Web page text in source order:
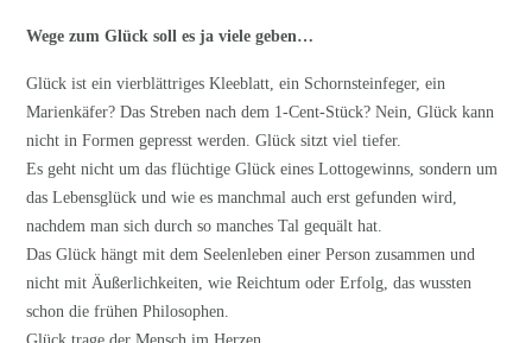
Wege zum Glück soll es ja viele geben…
Glück ist ein vierblättriges Kleeblatt, ein Schornsteinfeger, ein
Marienkäfer? Das Streben nach dem 1-Cent-Stück? Nein, Glück kann
nicht in Formen gepresst werden. Glück sitzt viel tiefer.
Es geht nicht um das flüchtige Glück eines Lottogewinns, sondern um
das Lebensglück und wie es manchmal auch erst gefunden wird,
nachdem man sich durch so manches Tal gequält hat.
Das Glück hängt mit dem Seelenleben einer Person zusammen und
nicht mit Äußerlichkeiten, wie Reichtum oder Erfolg, das wussten
schon die frühen Philosophen.